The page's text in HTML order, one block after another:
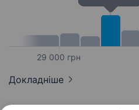
29 000 грн
Докладніше